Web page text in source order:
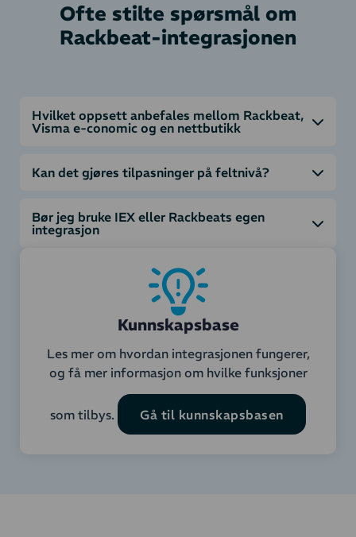
Ofte stilte spørsmål om
Rackbeat-integrasjonen
Hvilket oppsett anbefales mellom Rackbeat,
Visma e-conomic og en nettbutikk
Kan det gjøres tilpasninger på feltnivå?
Bør jeg bruke IEX eller Rackbeats egen
integrasjon
Kunnskapsbase
Les mer om hvordan integrasjonen fungerer,
og få mer informasjon om hvilke funksjoner
som tilbys. Gå til kunnskapsbasen